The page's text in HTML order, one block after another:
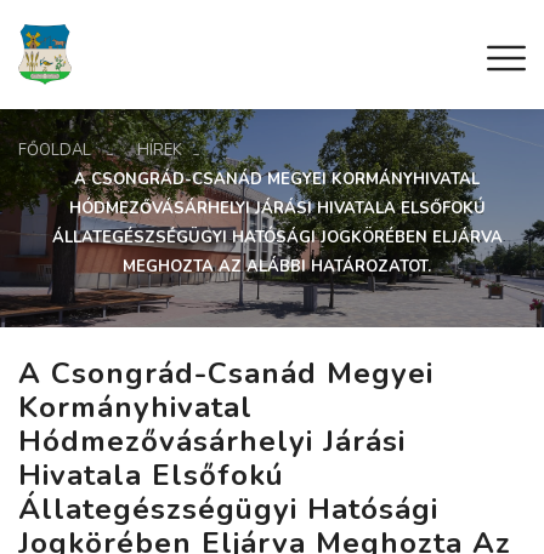
FŐOLDAL
HÍREK
A CSONGRÁD-CSANÁD MEGYEI KORMÁNYHIVATAL
HÓDMEZŐVÁSÁRHELYI JÁRÁSI HIVATALA ELSŐFOKÚ
ÁLLATEGÉSZSÉGÜGYI HATÓSÁGI JOGKÖRÉBEN ELJÁRVA
MEGHOZTA AZ ALÁBBI HATÁROZATOT.
A Csongrád-Csanád Megyei
Kormányhivatal
Hódmezővásárhelyi Járási
Hivatala Elsőfokú
Állategészségügyi Hatósági
Jogkörében Eljárva Meghozta Az